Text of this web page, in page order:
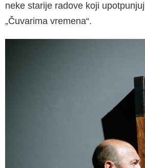
neke starije radove koji
„Čuvarima vremena“.